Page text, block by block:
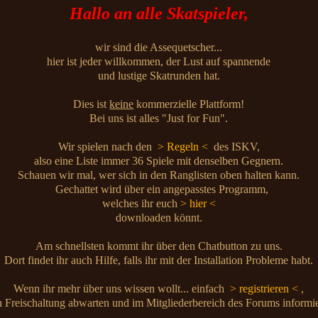
Hallo an alle Skatspieler,
wir sind die Assequetscher...
hier ist jeder willkommen, der Lust auf spannende
und lustige Skatrunden hat.
Dies istkeine kommerzielle Plattform!
Bei uns ist alles "Just for Fun".
Wir spielen nach den > Regeln < des ISKV,
also eine Liste immer 36 Spiele mit denselben Gegnern.
Schauen wir mal, wer sich in den Ranglisten oben halten kann.
Gechattet wird über ein angepasstes Programm,
welches ihr euch > hier <
downloaden könnt.
Am schnellsten kommt ihr über den Chatbutton zu uns.
Dort findet ihr auch Hilfe, falls ihr mit der Installation Probleme habt.
Wenn ihr mehr über uns wissen wollt... einfach > registrieren < ,
Freischaltung abwarten und im Mitgliederbereich des Forums